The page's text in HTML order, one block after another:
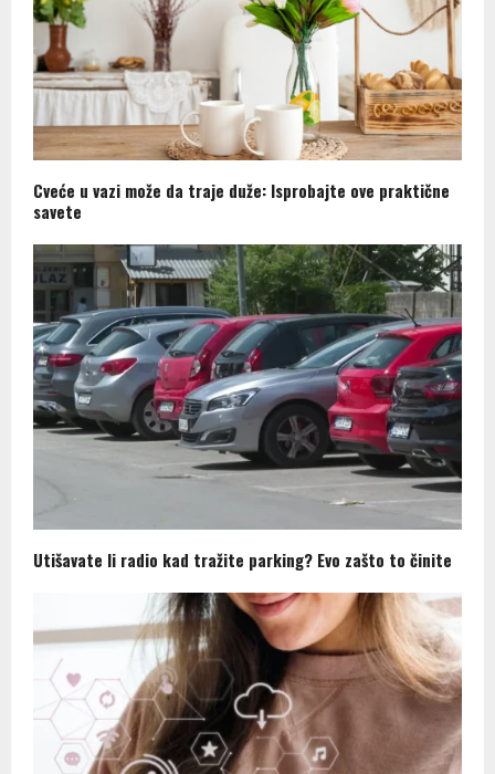
Cveće u vazi može da traje duže: Isprobajte ove praktične
savete
Utišavate li radio kad tražite parking? Evo zašto to činite